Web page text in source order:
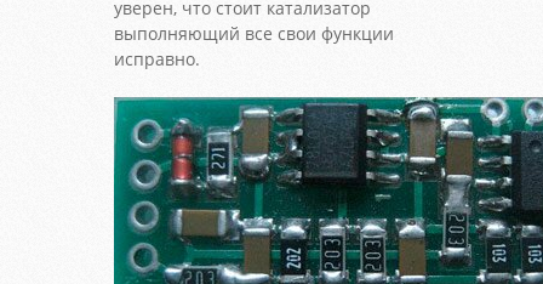
уверен, что стоит катализатор
выполняющий все свои функции
исправно.